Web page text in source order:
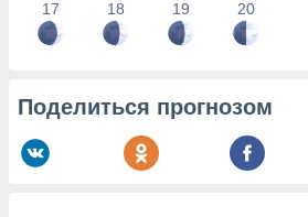
17 18 19 20
Поделиться прогнозом